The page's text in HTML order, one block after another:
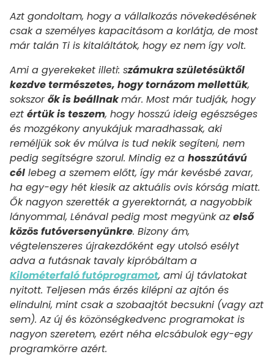
Azt gondoltam, hogy a vállalkozás növekedésének
csak a személyes kapacitásom a korlátja, de most
már talán Ti is kitaláltátok, hogy ez nem így volt.
Ami a gyerekeket illeti: számukra születésüktől
kezdve természetes, hogy tornázom mellettük,
sokszorők is beállnakmár. Most már tudják, hogy
ezt értük is teszem, hogy hosszú ideig egészséges
és mozgékony anyukájuk maradhassak, aki
reméljük sok év múlva is tud nekik segíteni, nem
pedig segítségre szorul. Mindig ez a hosszútávú
cél lebeg a szemem előtt, így már kevésbé zavar,
ha egy-egy hét kiesik az aktuális ovis kórság miatt.
Ők nagyon szerették a gyerektornát, a nagyobbik
lányommal, Lénával pedig most megyünk azelső
közös futóversenyünkre. Bizony ám,
végtelenszeres újrakezdőként egy utolsó esélyt
adva a futásnak tavaly kipróbáltam a
Kilométerfaló futóprogramot, ami új távlatokat
nyitott. Teljesen más érzés kilépni az ajtón és
elindulni, mint csak a szobaajtót becsukni (vagy azt
sem). Az új és közönségkedvenc programokat is
nagyon szeretem, ezért néha elcsábulok egy-egy
programkörre azért.